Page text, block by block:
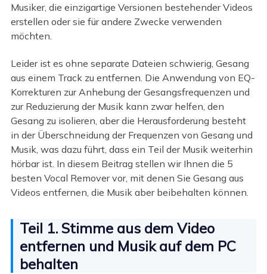
Musiker, die einzigartige Versionen bestehender Videos
erstellen oder sie für andere Zwecke verwenden
möchten.
Leider ist es ohne separate Dateien schwierig, Gesang
aus einem Track zu entfernen. Die Anwendung von EQ-
Korrekturen zur Anhebung der Gesangsfrequenzen und
zur Reduzierung der Musik kann zwar helfen, den
Gesang zu isolieren, aber die Herausforderung besteht
in der Überschneidung der Frequenzen von Gesang und
Musik, was dazu führt, dass ein Teil der Musik weiterhin
hörbar ist. In diesem Beitrag stellen wir Ihnen die 5
besten Vocal Remover vor, mit denen Sie Gesang aus
Videos entfernen, die Musik aber beibehalten können.
Teil 1. Stimme aus dem Video
entfernen und Musik auf dem PC
behalten